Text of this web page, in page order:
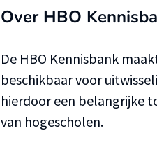
Over HBO
De HBO Kennisbank
beschikbaar voor
hierdoor een belangrijke
van hogescholen.